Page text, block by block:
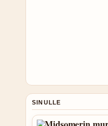
SINULLE